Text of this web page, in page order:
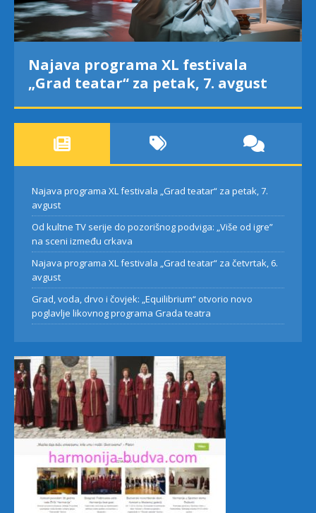
Najava programa XL festivala
„Grad teatar“ za petak, 7. avgust
Najava programa XL festivala „Grad teatar“ za petak, 7.
avgust
Od kultne TV serije do pozorišnog podviga: „Više od igre”
na sceni između crkava
Najava programa XL festivala „Grad teatar“ za četvrtak, 6.
avgust
Grad, voda, drvo i čovjek: „Equilibrium“ otvorio novo
poglavlje likovnog programa Grada teatra